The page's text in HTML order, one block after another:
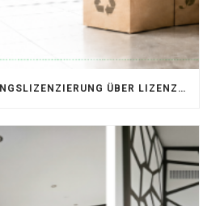
PLANEX: VERPACKUNGSLIZENZIERUNG ÜBER LIZENZERO & LUCID 2026